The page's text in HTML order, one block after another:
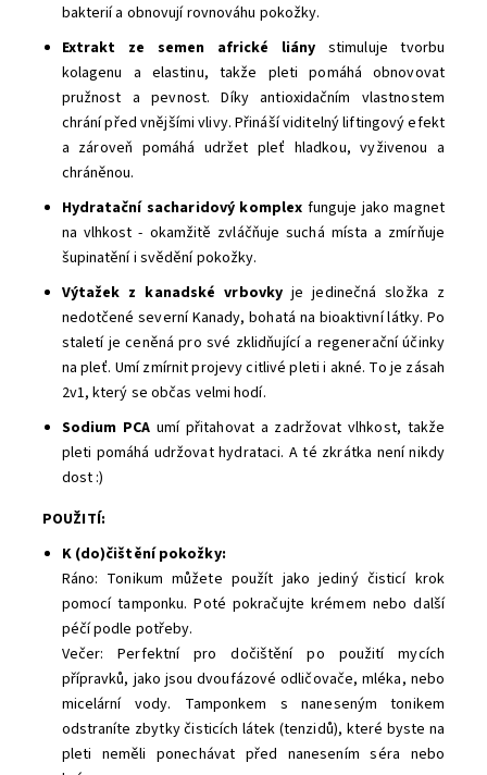
bakterií a obnovují rovnováhu pokožky.
Extrakt ze semen africké liány stimuluje tvorbu
kolagenu a elastinu, takže pleti pomáhá obnovovat
pružnost a pevnost. Díky antioxidačním vlastnostem
chrání před vnějšími vlivy. Přináší viditelný liftingový efekt
a zároveň pomáhá udržet pleť hladkou, vyživenou a
chráněnou.
Hydratační sacharidový komplex funguje jako magnet
na vlhkost - okamžitě zvláčňuje suchá místa a zmírňuje
šupinatění i svědění pokožky.
Výtažek z kanadské vrbovky je jedinečná složka z
nedotčené severní Kanady, bohatá na bioaktivní látky. Po
staletí je ceněná pro své zklidňující a regenerační účinky
na pleť. Umí zmírnit projevy citlivé pleti i akné. To je zásah
2v1, který se občas velmi hodí.
Sodium PCA umí přitahovat a zadržovat vlhkost, takže
pleti pomáhá udržovat hydrataci. A té zkrátka není nikdy
dost :)
POUŽITÍ:
K (do)čištění pokožky:
Ráno: Tonikum můžete použít jako jediný čisticí krok
pomocí tamponku. Poté pokračujte krémem nebo další
péčí podle potřeby.
Večer: Perfektní pro dočištění po použití mycích
přípravků, jako jsou dvoufázové odličovače, mléka, nebo
micelární vody. Tamponkem s naneseným tonikem
odstraníte zbytky čisticích látek (tenzidů), které byste na
pleti neměli ponechávat před nanesením séra nebo